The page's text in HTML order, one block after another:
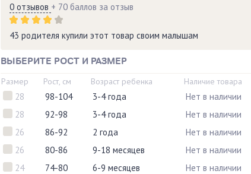
0 отзывов + 70 баллов за отзыв
43 родителя купили этот товар своим малышам
ВЫБЕРИТЕ РОСТ И РАЗМЕР
Размер Рост, см Возраст ребенка Наличие товара
28 98-104 3-4 года
Нет в наличии
28
92-98 3-4 года
Нет в наличии
26
86-92 2 года
Нет в наличии
26
80-86 9-18 месяцев
Нет в наличии
24
74-80 6-9 месяцев
Нет в наличии